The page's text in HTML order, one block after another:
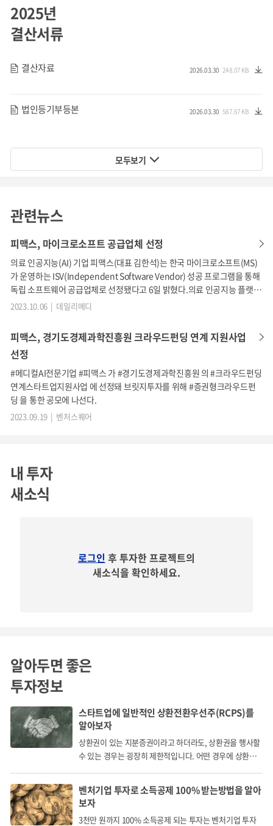
통과 상처를 주기도 하고 때로는 인간으로서의 존엄성을 해
치기 때문에 '가장 슬픈 질병'이라고도 불리웁니다.
지속적으로 증가하는 치매 환자
환자도 빠르게 증가한다는 사실입니다. 2021년만 봐도 65세
이상 치매 환자 수는 약 89만 명으로 전체 65세 노인 인구(8,5
77,830, 21년 기준)의 10%가 넘는 비율이며, 이 비율과 절대
적인 수는 지속적으로 상승하고 있는 추세입니다.
이미 대한민국 노인 인구 10명 중 1명 이상이 치매 환자이다
치매는 여러 가지 원인에 의해 발생하는 퇴행성 뇌 질환 중 하
나 입니다. 이러한 퇴행성 뇌 질환은 현재로서는 증상이 나타
난 후에 치료할 수 있는 방법이 요원합니다. 그렇기 때문에 조
기에 발견하여 치료하거나 진행을 최대한 늦추는 것이 가장
중요합니다.
2025년
결산서류
결산자료 248.07 KB
2026.03.30
법인등기부등본 587.67 KB
2026.03.30
모두보기
관련뉴스
피맥스, 마이크로소프트 공급업체 선정
의료 인공지능(AI) 기업 피맥스(대표 김한석)는 한국 마이크로소프트(MS)
가 운영하는 ISV(Independent Software Vendor) 성공 프로그램을 통해
독립 소프트웨어 공급업체로 선정됐다고 6일 밝혔다.의료 인공지능 플랫폼
을 마이크로소프트 공식 글로벌 마켓플레이스에 올리는 국내 최초 사례다.
피맥스가 선정된 마이크로소프트 ISV 성공 프로그램은 국내 소프트웨어 개
램에 선정된 피맥스는 앞으로 6~8개월간 마이크로소프트 공식 마켓플레이
스에 B2B 제…
2023.10.06 | 데일리메디
피맥스, 경기도경제과학진흥원 크라우드펀딩 연계 지원사업
선정
#메디컬AI전문기업 #피맥스 가 #경기도경제과학진흥원 의 #크라우드펀딩
연계스타트업지원사업 에 선정돼 브릿지투자를 위해 #증권형크라우드펀
딩 을 통한 공모에 나선다.
2023.09.19 | 벤처스퀘어
내 투자
새소식
로그인 후 투자한 프로젝트의
새소식을 확인하세요.
알아두면 좋은
투자정보
스타트업에 일반적인 상환전환우선주(RCPS)를
알아보자
상환권이 있는 지분증권이라고 하더라도, 상환권을 행사할
수 있는 경우는 굉장히 제한적입니다. 어떤 경우에 상환권
벤처기업 투자로 소득공제 100% 받는방법을 알아
보자
3천만 원까지 100% 소득공제 되는 투자는 벤처기업 투자